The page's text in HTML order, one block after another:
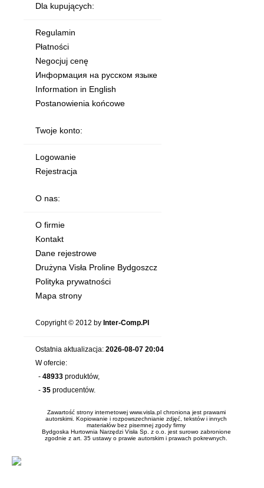
Dla kupujących:
Regulamin
Płatności
Negocjuj cenę
Информация на русском языке
Information in English
Postanowienia końcowe
Twoje konto:
Logowanie
Rejestracja
O nas:
O firmie
Kontakt
Dane rejestrowe
Drużyna Visła Proline Bydgoszcz
Polityka prywatności
Mapa strony
Copyright © 2012 by Inter-Comp.Pl
Ostatnia aktualizacja: 2026-08-07 20:04
W ofercie:
- 48933 produktów,
- 35 producentów.
Zawartość strony internetowej www.visla.pl chroniona jest prawami
autorskimi. Kopiowanie i rozpowszechnianie zdjęć, tekstów i innych
materiałów bez pisemnej zgody firmy
Bydgoska Hurtownia Narzędzi Visła Sp. z o.o. jest surowo zabronione
zgodnie z art. 35 ustawy o prawie autorskim i prawach pokrewnych.